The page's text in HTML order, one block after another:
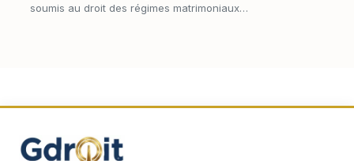
soumis au droit des régimes matrimoniaux